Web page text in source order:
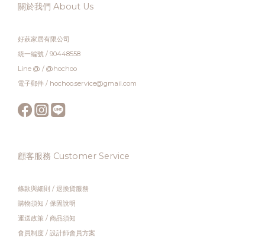
關於我們 About Us
好萩家居有限公司
統一編號 / 90448558
Line @ / @hochoo
電子郵件 / hochoo.service@gmail.com
顧客服務 Customer Service
條款與細則 / 退換貨服務
購物須知 / 保固說明
運送政策 / 商品須知
會員制度 / 設計師會員方案